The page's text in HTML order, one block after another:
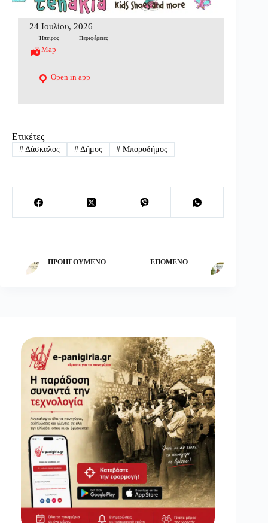
24 Ιουλίου, 2026
Ήπειρος Περιφέρειες
Map
Open in app
Ετικέτες
#Δάσκαλος #Δήμος # Μποροδήμος
ΠΡΟΗΓΟΎΜΕΝΟ ΕΠΌΜΕΝΟ